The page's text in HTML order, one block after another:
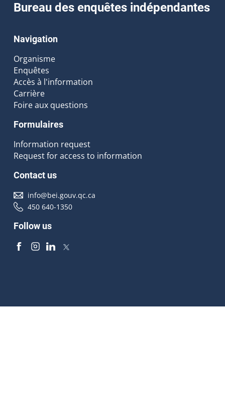
Bureau des enquêtes indépendantes
Navigation
Organisme
Enquêtes
Accès à l'information
Carrière
Foire aux questions
Formulaires
Information request
Request for access to information
Contact us
info@bei.gouv.qc.ca
450 640-1350
Follow us